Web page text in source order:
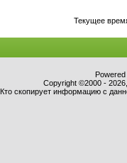
Текущее
Copyright ©2000 -
Кто скопирует информацию с